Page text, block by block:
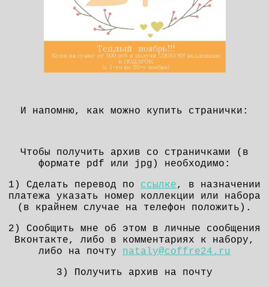
И напомню, как можно купить странички:
Чтобы получить архив со страничками (в
формате pdf или jpg ) необходимо:
1) Сделать перевод по ссылке, в назначении
платежа указать номер коллекции или набора
(в крайнем случае на телефон положить).
2) Сообщить мне об этом в личные сообщения
Вконтакте, либо в комментариях к набору,
либо на почту nataly@coffre24.ru
3) Получить архив на почту